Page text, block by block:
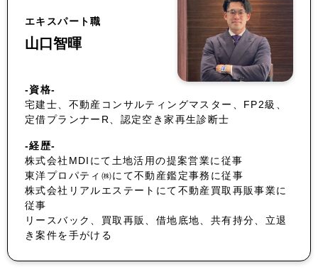
エキスパート職
山口智暉
-資格-
宅建士、不動産コンサルティングマスター、FP2級、
定借プランナーR、認定空き家再生診断士
-経歴-
株式会社MDIにて土地活用の提案営業に従事
東洋プロパティ㈱にて不動産鑑定事務に従事
株式会社リアルエステートにて不動産買取再販事業に
従事
リースバック、買取再販、借地底地、共有持分、立退
き案件を手がける